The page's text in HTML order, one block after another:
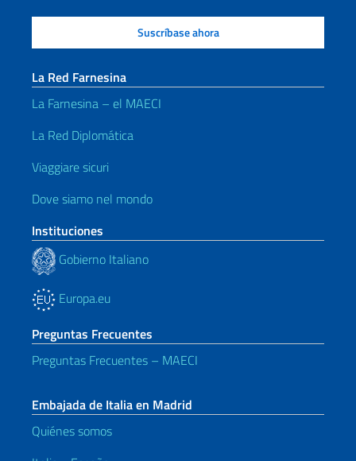
La Red Farnesina
La Farnesina – el MAECI
La Red Diplomática
Viaggiare sicuri
Dove siamo nel mondo
Instituciones
Gobierno Italiano
Europa.eu
Preguntas Frecuentes
Preguntas Frecuentes – MAECI
Embajada de Italia en Madrid
Quiénes somos